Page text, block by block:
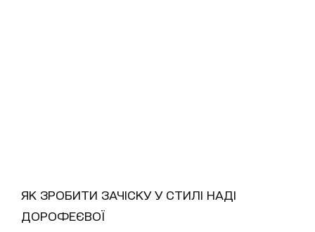
ЯК ЗРОБИТИ ЗАЧІСКУ У СТИЛІ НАДІ
ДОРОФЕЄВОЇ